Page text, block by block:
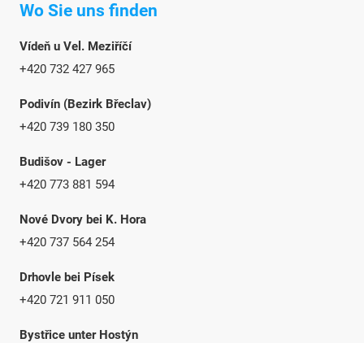
Wo Sie uns finden
Vídeň u Vel. Meziříčí
+420 732 427 965
Podivín (Bezirk Břeclav)
+420 739 180 350
Budišov - Lager
+420 773 881 594
Nové Dvory bei K. Hora
+420 737 564 254
Drhovle bei Písek
+420 721 911 050
Bystřice unter Hostýn